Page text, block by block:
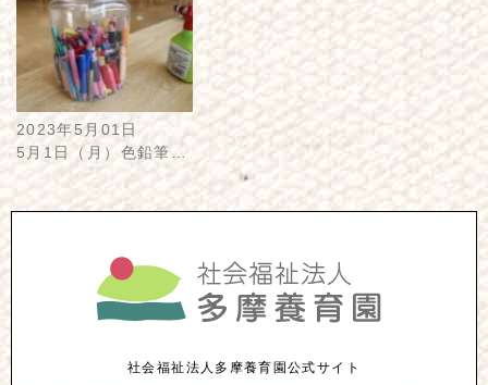
2023年5月01日
5月1日（月）色鉛筆…
社会福祉法人多摩養育園公式サイト